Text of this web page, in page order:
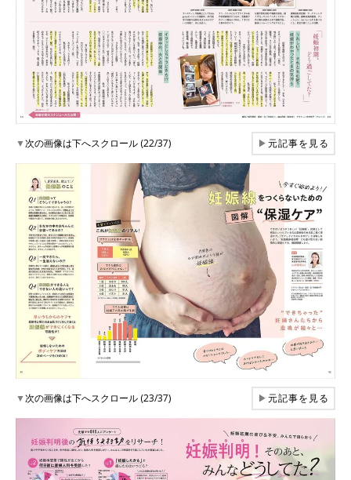
▼次の画像は下へスクロール (22/37) ▶元記事を見る
▼次の画像は下へスクロール (23/37) ▶元記事を見る